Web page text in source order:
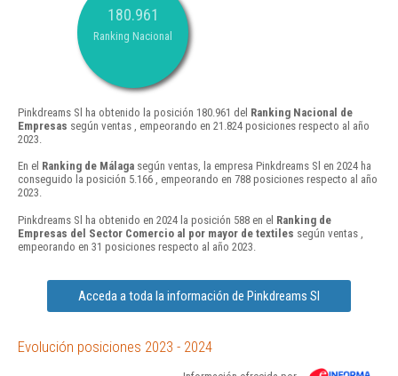
180.961
Ranking Nacional
Pinkdreams Sl ha obtenido la posición 180.961 del Ranking Nacional de
Empresas según ventas , empeorando en 21.824 posiciones respecto al año
2023.
En el Ranking de Málaga según ventas, la empresa Pinkdreams Sl en 2024 ha
conseguido la posición 5.166 , empeorando en 788 posiciones respecto al año
2023.
Pinkdreams Sl ha obtenido en 2024 la posición 588 en el Ranking de
Empresas del Sector Comercio al por mayor de textiles según ventas ,
empeorando en 31 posiciones respecto al año 2023.
Acceda a toda la información de Pinkdreams Sl
Evolución posiciones 2023 - 2024